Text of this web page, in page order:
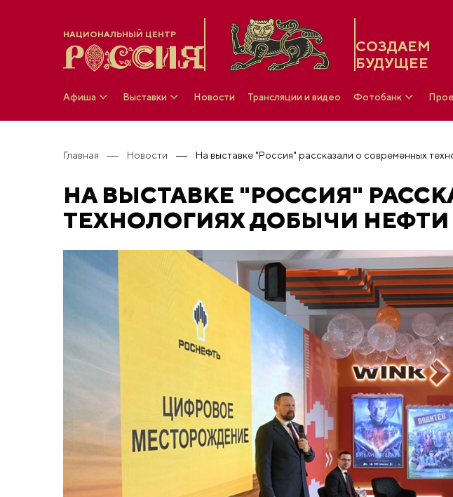
НАЦИОНАЛЬНЫЙ ЦЕНТР
СОЗДАЕМ
БУДУЩЕЕ
Афиша Выставки Новости Трансляции и видео Фотобанк
Главная Новости
НА ВЫСТАВКЕ "РОССИЯ"
ТЕХНОЛОГИЯХ ДОБЫЧИ НЕФТИ